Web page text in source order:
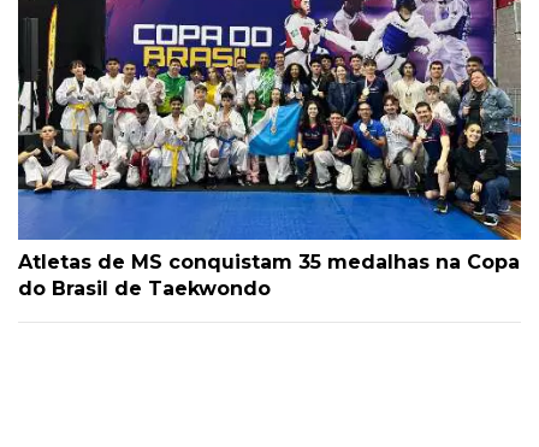
Atletas de MS conquistam 35 medalhas na Copa
do Brasil de Taekwondo